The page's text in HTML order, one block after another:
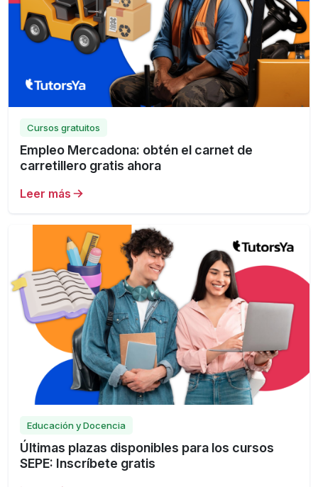
Cursos gratuitos
Empleo Mercadona: obtén el carnet de
carretillero gratis ahora
Leer más
Educación y Docencia
Últimas plazas disponibles para los cursos
SEPE: Inscríbete gratis